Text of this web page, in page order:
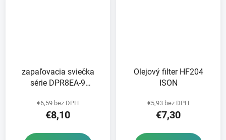
zapaľovacia sviečka
série DPR8EA-9
€6,59 bez DPH
€8,10
Olejový filter HF204
ISON
€5,93 bez DPH
€7,30